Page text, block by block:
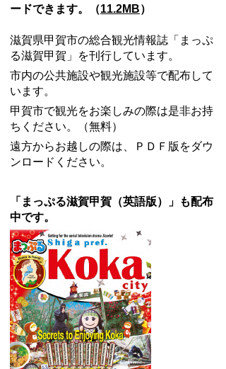
ードできます。（11.2MB）
滋賀県甲賀市の総合観光情報誌「まっぷ
る滋賀甲賀」を刊行しています。
市内の公共施設や観光施設等で配布して
います。
甲賀市で観光をお楽しみの際は是非お持
ちください。（無料）
遠方からお越しの際は、ＰＤＦ版をダウ
ンロードください。
「まっぷる滋賀甲賀（英語版）」も配布
中です。